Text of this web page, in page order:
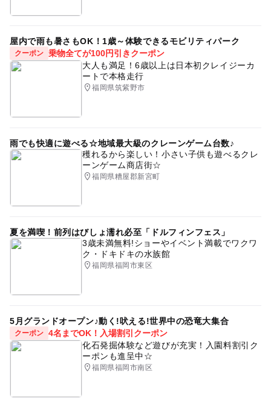
屋内で雨も暑さもOK！1歳～体験できるモビリティパーク
クーポン 乗物全てが100円引きクーポン
大人も満足！6歳以上は日本初クレイジーカ
ートで本格走行
福岡県筑紫野市
雨でも快適に遊べる☆地域最大級のクレーンゲーム台数♪
穫れるから楽しい！小さい子供も遊べるクレ
ーンゲーム商店街☆
福岡県糟屋郡新宮町
夏を満喫！前列はびしょ濡れ必至「ドルフィンフェス」
3歳未満無料!ショーやイベント満載でワクワ
ク・ドキドキの水族館
福岡県福岡市東区
5月グランドオープン♪動く!吠える!世界中の恐竜大集合
クーポン 4名までOK！入場割引クーポン
化石発掘体験など遊びが充実！入園料割引ク
ーポンも進呈中☆
福岡県福岡市南区